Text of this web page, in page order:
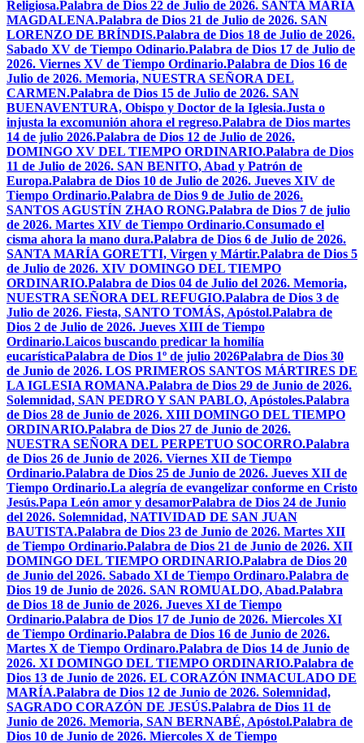
Religiosa.Palabra de Dios 22 de Julio de 2026. SANTA MARÍA
MAGDALENA.Palabra de Dios 21 de Julio de 2026. SAN
LORENZO DE BRÍNDIS.Palabra de Dios 18 de Julio de 2026.
Sabado XV de Tiempo Odinario.Palabra de Dios 17 de Julio de
2026. Viernes XV de Tiempo Ordinario.Palabra de Dios 16 de
Julio de 2026. Memoria, NUESTRA SEÑORA DEL
CARMEN.Palabra de Dios 15 de Julio de 2026. SAN
BUENAVENTURA, Obispo y Doctor de la Iglesia.Justa o
injusta la excomunión ahora el regreso.Palabra de Dios martes
14 de julio 2026.Palabra de Dios 12 de Julio de 2026.
DOMINGO XV DEL TIEMPO ORDINARIO.Palabra de Dios
11 de Julio de 2026. SAN BENITO, Abad y Patrón de
Europa.Palabra de Dios 10 de Julio de 2026. Jueves XIV de
Tiempo Ordinario.Palabra de Dios 9 de Julio de 2026.
SANTOS AGUSTÍN ZHAO RONG.Palabra de Dios 7 de julio
de 2026. Martes XIV de Tiempo Ordinario.Consumado el
cisma ahora la mano dura.Palabra de Dios 6 de Julio de 2026.
SANTA MARÍA GORETTI, Virgen y Mártir.Palabra de Dios 5
de Julio de 2026. XIV DOMINGO DEL TIEMPO
ORDINARIO.Palabra de Dios 04 de Julio del 2026. Memoria,
NUESTRA SEÑORA DEL REFUGIO.Palabra de Dios 3 de
Julio de 2026. Fiesta, SANTO TOMÁS, Apóstol.Palabra de
Dios 2 de Julio de 2026. Jueves XIII de Tiempo
Ordinario.Laicos buscando predicar la homilía
eucarísticaPalabra de Dios 1º de julio 2026Palabra de Dios 30
de Junio de 2026. LOS PRIMEROS SANTOS MÁRTIRES DE
LA IGLESIA ROMANA.Palabra de Dios 29 de Junio de 2026.
Solemnidad, SAN PEDRO Y SAN PABLO, Apóstoles.Palabra
de Dios 28 de Junio de 2026. XIII DOMINGO DEL TIEMPO
ORDINARIO.Palabra de Dios 27 de Junio de 2026.
NUESTRA SEÑORA DEL PERPETUO SOCORRO.Palabra
de Dios 26 de Junio de 2026. Viernes XII de Tiempo
Ordinario.Palabra de Dios 25 de Junio de 2026. Jueves XII de
Tiempo Ordinario.La alegría de evangelizar conforme en Cristo
Jesús.Papa León amor y desamorPalabra de Dios 24 de Junio
del 2026. Solemnidad, NATIVIDAD DE SAN JUAN
BAUTISTA.Palabra de Dios 23 de Junio de 2026. Martes XII
de Tiempo Ordinario.Palabra de Dios 21 de Junio de 2026. XII
DOMINGO DEL TIEMPO ORDINARIO.Palabra de Dios 20
de Junio del 2026. Sabado XI de Tiempo Ordinaro.Palabra de
Dios 19 de Junio de 2026. SAN ROMUALDO, Abad.Palabra
de Dios 18 de Junio de 2026. Jueves XI de Tiempo
Ordinario.Palabra de Dios 17 de Junio de 2026. Miercoles XI
de Tiempo Ordinario.Palabra de Dios 16 de Junio de 2026.
Martes X de Tiempo Ordinaro.Palabra de Dios 14 de Junio de
2026. XI DOMINGO DEL TIEMPO ORDINARIO.Palabra de
Dios 13 de Junio de 2026. EL CORAZÓN INMACULADO DE
MARÍA.Palabra de Dios 12 de Junio de 2026. Solemnidad,
SAGRADO CORAZÓN DE JESÚS.Palabra de Dios 11 de
Junio de 2026. Memoria, SAN BERNABÉ, Apóstol.Palabra de
Dios 10 de Junio de 2026. Miercoles X de Tiempo